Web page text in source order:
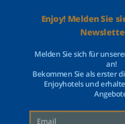
Enjoy! Melden Sie
Melden Sie sich für
an!
Bekommen Sie als erster
Enjoyhotels und